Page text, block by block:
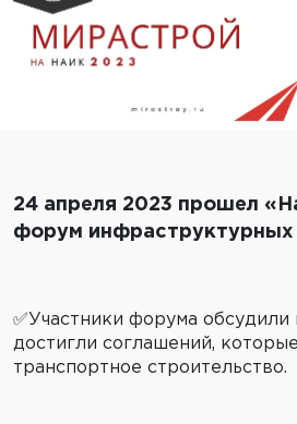
24 апреля 2023 прошел
форум инфраструктурных
✅Участники форума
достигли соглашений,
транспортное строительство.